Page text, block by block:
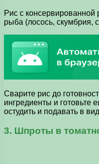
Рис с консервированной
рыба (лосось, скумбрия,
Сварите рис до
ингредиенты и готовьте
остудить и подавать в
3. Шпроты в